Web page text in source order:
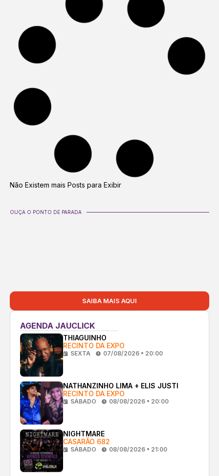
Não Existem mais Posts para Exibir
OUÇA O PONTO DE PARADA
SAIBA MAIS AQUI
AGENDA JAUCLICK
THIAGUINHO
RECINTO DA EXPO
SEXTA 07/08/2026 • 20:00
NATHANZINHO LIMA + ELIS JUSTI
RECINTO DA EXPO
SÁBADO 08/08/2026 • 20:00
NIGHTMARE
CASARÃO 682
SÁBADO 08/08/2026 • 21:00